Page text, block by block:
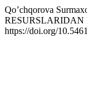
Qo’chqorova
https://doi.org/